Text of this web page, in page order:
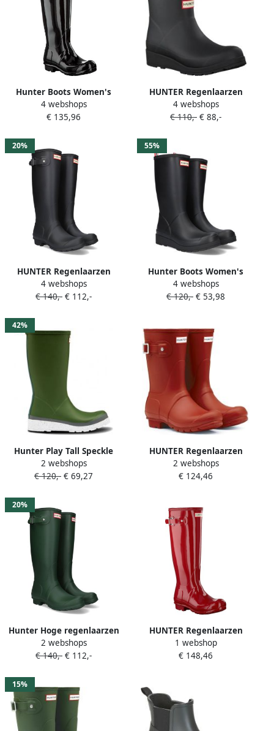
Hunter Boots Women's
Original Tall Back
Adjustable Boot
4 webshops
€ 135,96
HUNTER Regenlaarzen
Dames Play Boot Short
Maat: 37 Materiaal: Rubber
4 webshops
€ 110,- € 88,-
20%
HUNTER Regenlaarzen
Dames Womens Original
Tall Maat: 43 Materiaal:
4 webshops
€ 140,- € 112,-
55%
Hunter Boots Women's
Original Play Boot Tall
Rubberlaarzen zwart
4 webshops
€ 120,- € 53,98
42%
Hunter Play Tall Speckle
Sole Wellington Boots WMS
Regenlaarzen Dames Groen
2 webshops
€ 120,- € 69,27
HUNTER Regenlaarzen
Dames Womens Original
Short Maat: 42 Materiaal:
2 webshops
€ 124,46
20%
Hunter Hoge regenlaarzen
Herfst Winter Collectie
Vrouwen Green Dames
2 webshops
€ 140,- € 112,-
HUNTER Regenlaarzen
Dames Womens Original
Tall Maat: 37 Materiaal:
1 webshop
€ 148,46
15%